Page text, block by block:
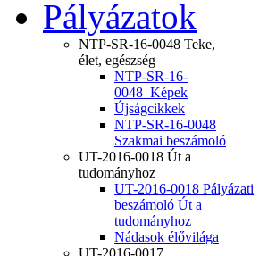
Pályázatok
NTP-SR-16-0048 Teke,
élet, egészség
NTP-SR-16-
0048_Képek
Újságcikkek
NTP-SR-16-0048
Szakmai beszámoló
UT-2016-0018 Út a
tudományhoz
UT-2016-0018 Pályázati
beszámoló Út a
tudományhoz
Nádasok élővilága